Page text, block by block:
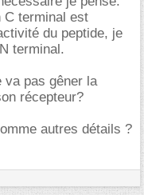
C terminal est
du peptide, je
terminal.
va pas gêner la
récepteur?
autres détails ?